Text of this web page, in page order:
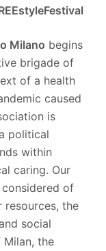
Milano begins
brigade of
of a health
caused
is
political
within
caring. Our
of
the
social
Milan, the